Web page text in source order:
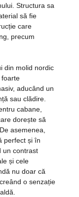
Structura sa
să fie
care
precum
din molid nordic
aducând un
sau clădire.
cabane,
dorește să
asemenea,
perfect și în
un contrast
și cele
nu doar că
o senzație